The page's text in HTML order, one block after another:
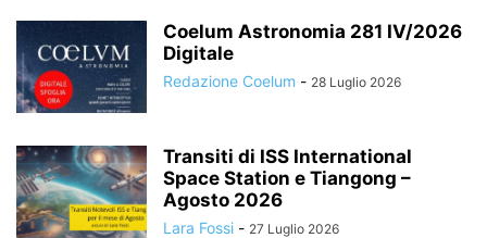
Coelum Astronomia 281 IV/2026
Digitale
Redazione Coelum - 28 Luglio 2026
Transiti di ISS International
Space Station e Tiangong –
Agosto 2026
Lara Fossi - 27 Luglio 2026